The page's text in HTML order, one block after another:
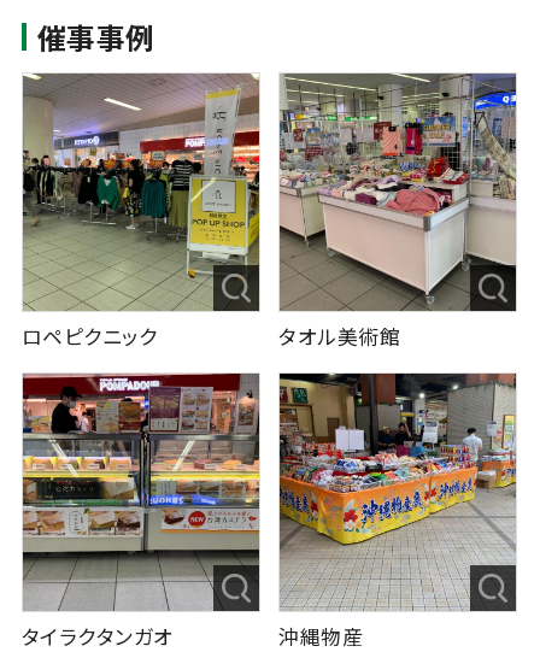
催事事例
ロペピクニック タオル美術館
タイラクタンガオ 沖縄物産